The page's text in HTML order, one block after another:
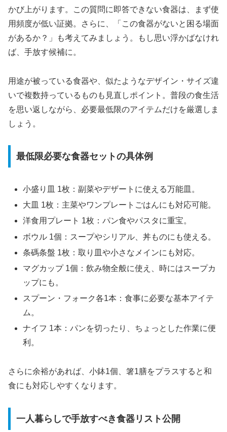
かび上がります。この質問に即答できない食器は、まず使
用頻度が低い証拠。さらに、「この食器がないと困る場面
があるか？」も考えてみましょう。もし思い浮かばなけれ
ば、手放す候補に。
用途が被っている食器や、似たようなデザイン・サイズ違
いで複数持っているものも見直しポイント。普段の食生活
を思い返しながら、必要最低限のアイテムだけを厳選しま
しょう。
最低限必要な食器セットの具体例
小盛り皿 1枚：副菜やデザートに使える万能皿。
大皿 1枚：主菜やワンプレートごはんにも対応可能。
洋食用プレート 1枚：パン食やパスタに重宝。
ボウル 1個：スープやシリアル、丼ものにも使える。
条碼条盤 1枚：取り皿や小さなメインにも対応。
マグカップ 1個：飲み物全般に使え、時にはスープカ
ップにも。
スプーン・フォーク各1本：食事に必要な基本アイテ
ム。
ナイフ 1本：パンを切ったり、ちょっとした作業に便
利。
さらに余裕があれば、小鉢1個、箸1膳をプラスすると和
食にも対応しやすくなります。
一人暮らしで手放すべき食器リスト公開